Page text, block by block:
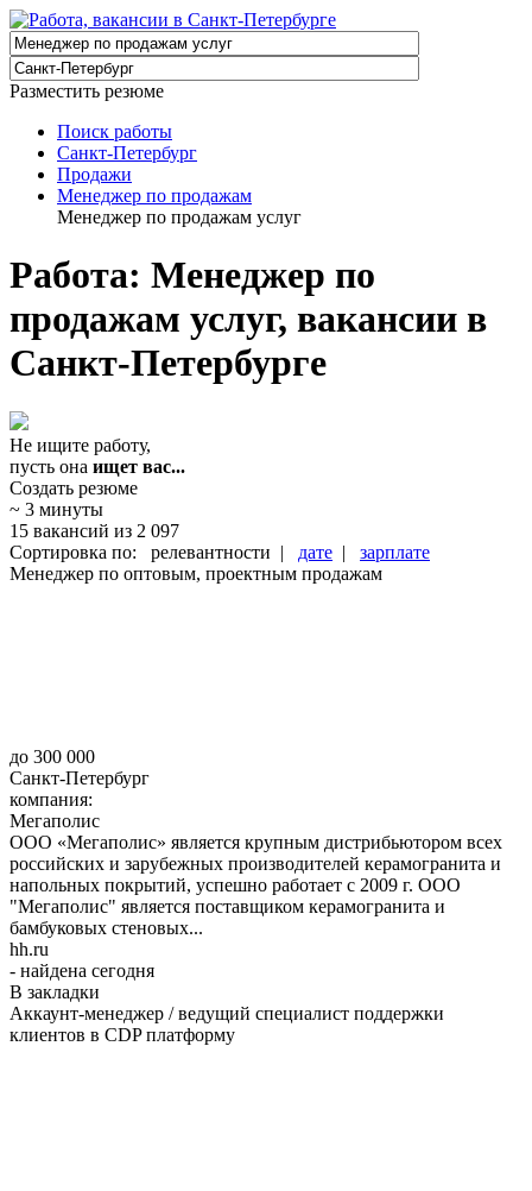
Разместить резюме
Поиск работы
Санкт-Петербург
Продажи
Менеджер по продажам
Менеджер по продажам услуг
Работа: Менеджер по
продажам услуг, вакансии в
Санкт-Петербурге
Не ищите работу,
пусть она ищет вас...
Создать резюме
~ 3 минуты
15 вакансий из 2 097
Сортировка по: релевантности | дате | зарплате
Менеджер по оптовым, проектным продажам
до 300 000
Санкт-Петербург
компания:
Мегаполис
ООО «Мегаполис» является крупным дистрибьютором всех
российских и зарубежных производителей керамогранита и
напольных покрытий, успешно работает с 2009 г. ООО
"Мегаполис" является поставщиком керамогранита и
бамбуковых стеновых...
hh.ru
- найдена сегодня
В закладки
Аккаунт-менеджер / ведущий специалист поддержки
клиентов в CDP платформу